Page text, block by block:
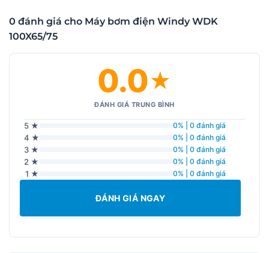
0 đánh giá cho Máy bơm điện Windy WDK
100X65/75
0.0★
ĐÁNH GIÁ TRUNG BÌNH
5 ★ 0% | 0 đánh giá
4 ★ 0% | 0 đánh giá
3 ★ 0% | 0 đánh giá
2 ★ 0% | 0 đánh giá
1 ★ 0% | 0 đánh giá
ĐÁNH GIÁ NGAY